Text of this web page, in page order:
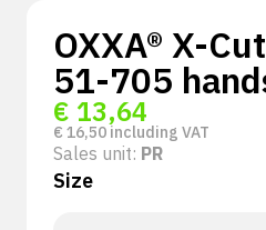
OXXA® X-
51-705
€ 13,64
€ 16,50 including VAT
Sales unit: PR
Size